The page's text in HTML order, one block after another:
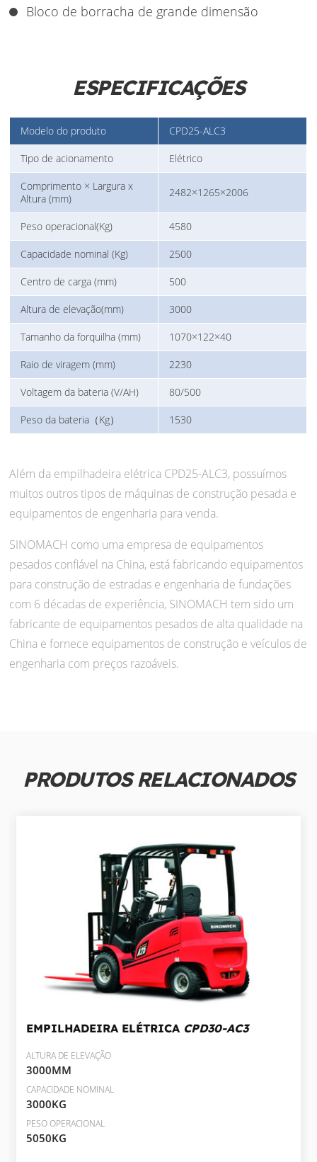
Bloco de borracha de grande dimensão
ESPECIFICAÇÕES
Modelo do produto CPD25-ALC3
Tipo de acionamento Elétrico
Comprimento × Largura x
Altura (mm)
2482×1265×2006
Peso operacional(Kg) 4580
Capacidade nominal (Kg) 2500
Centro de carga (mm) 500
Altura de elevação(mm) 3000
Tamanho da forquilha (mm) 1070×122×40
Raio de viragem (mm) 2230
Voltagem da bateria (V/AH) 80/500
Peso da bateria（Kg） 1530
Além da empilhadeira elétrica CPD25-ALC3, possuímos
muitos outros tipos de máquinas de construção pesada e
equipamentos de engenharia para venda.
SINOMACH como uma empresa de equipamentos
pesados confiável na China, está fabricando equipamentos
para construção de estradas e engenharia de fundações
com 6 décadas de experiência, SINOMACH tem sido um
fabricante de equipamentos pesados de alta qualidade na
China e fornece equipamentos de construção e veículos de
engenharia com preços razoáveis.
PRODUTOS RELACIONADOS
EMPILHADEIRA ELÉTRICA CPD30-AC3
ALTURA DE ELEVAÇÃO
3000MM
CAPACIDADE NOMINAL
3000KG
PESO OPERACIONAL
5050KG